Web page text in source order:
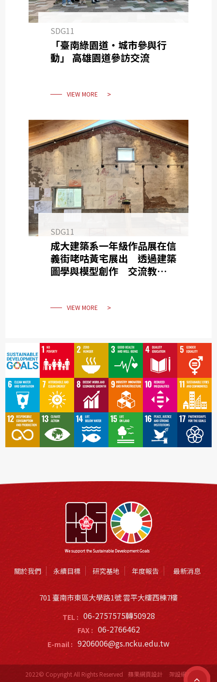
SDG11
「臺南綠園道・城市參與行
動」 高雄園道參訪交流
VIEW MORE
SDG11
成大建築系一年級作品展在信
義街咾咕黃宅展出 透過建築
圖學與模型創作 交流教育價
VIEW MORE
關於我們 永續目標 研究基地 年度報告 最新消息
701 臺南市東區大學路1號 雲平大樓西棟7樓
TEL : 06-2757575轉50928
FAX : 06-2766462
E-mail : 9206006@gs.ncku.edu.tw
2022© Copyright All Rights Reserved 蘋果網頁設計 架設網站